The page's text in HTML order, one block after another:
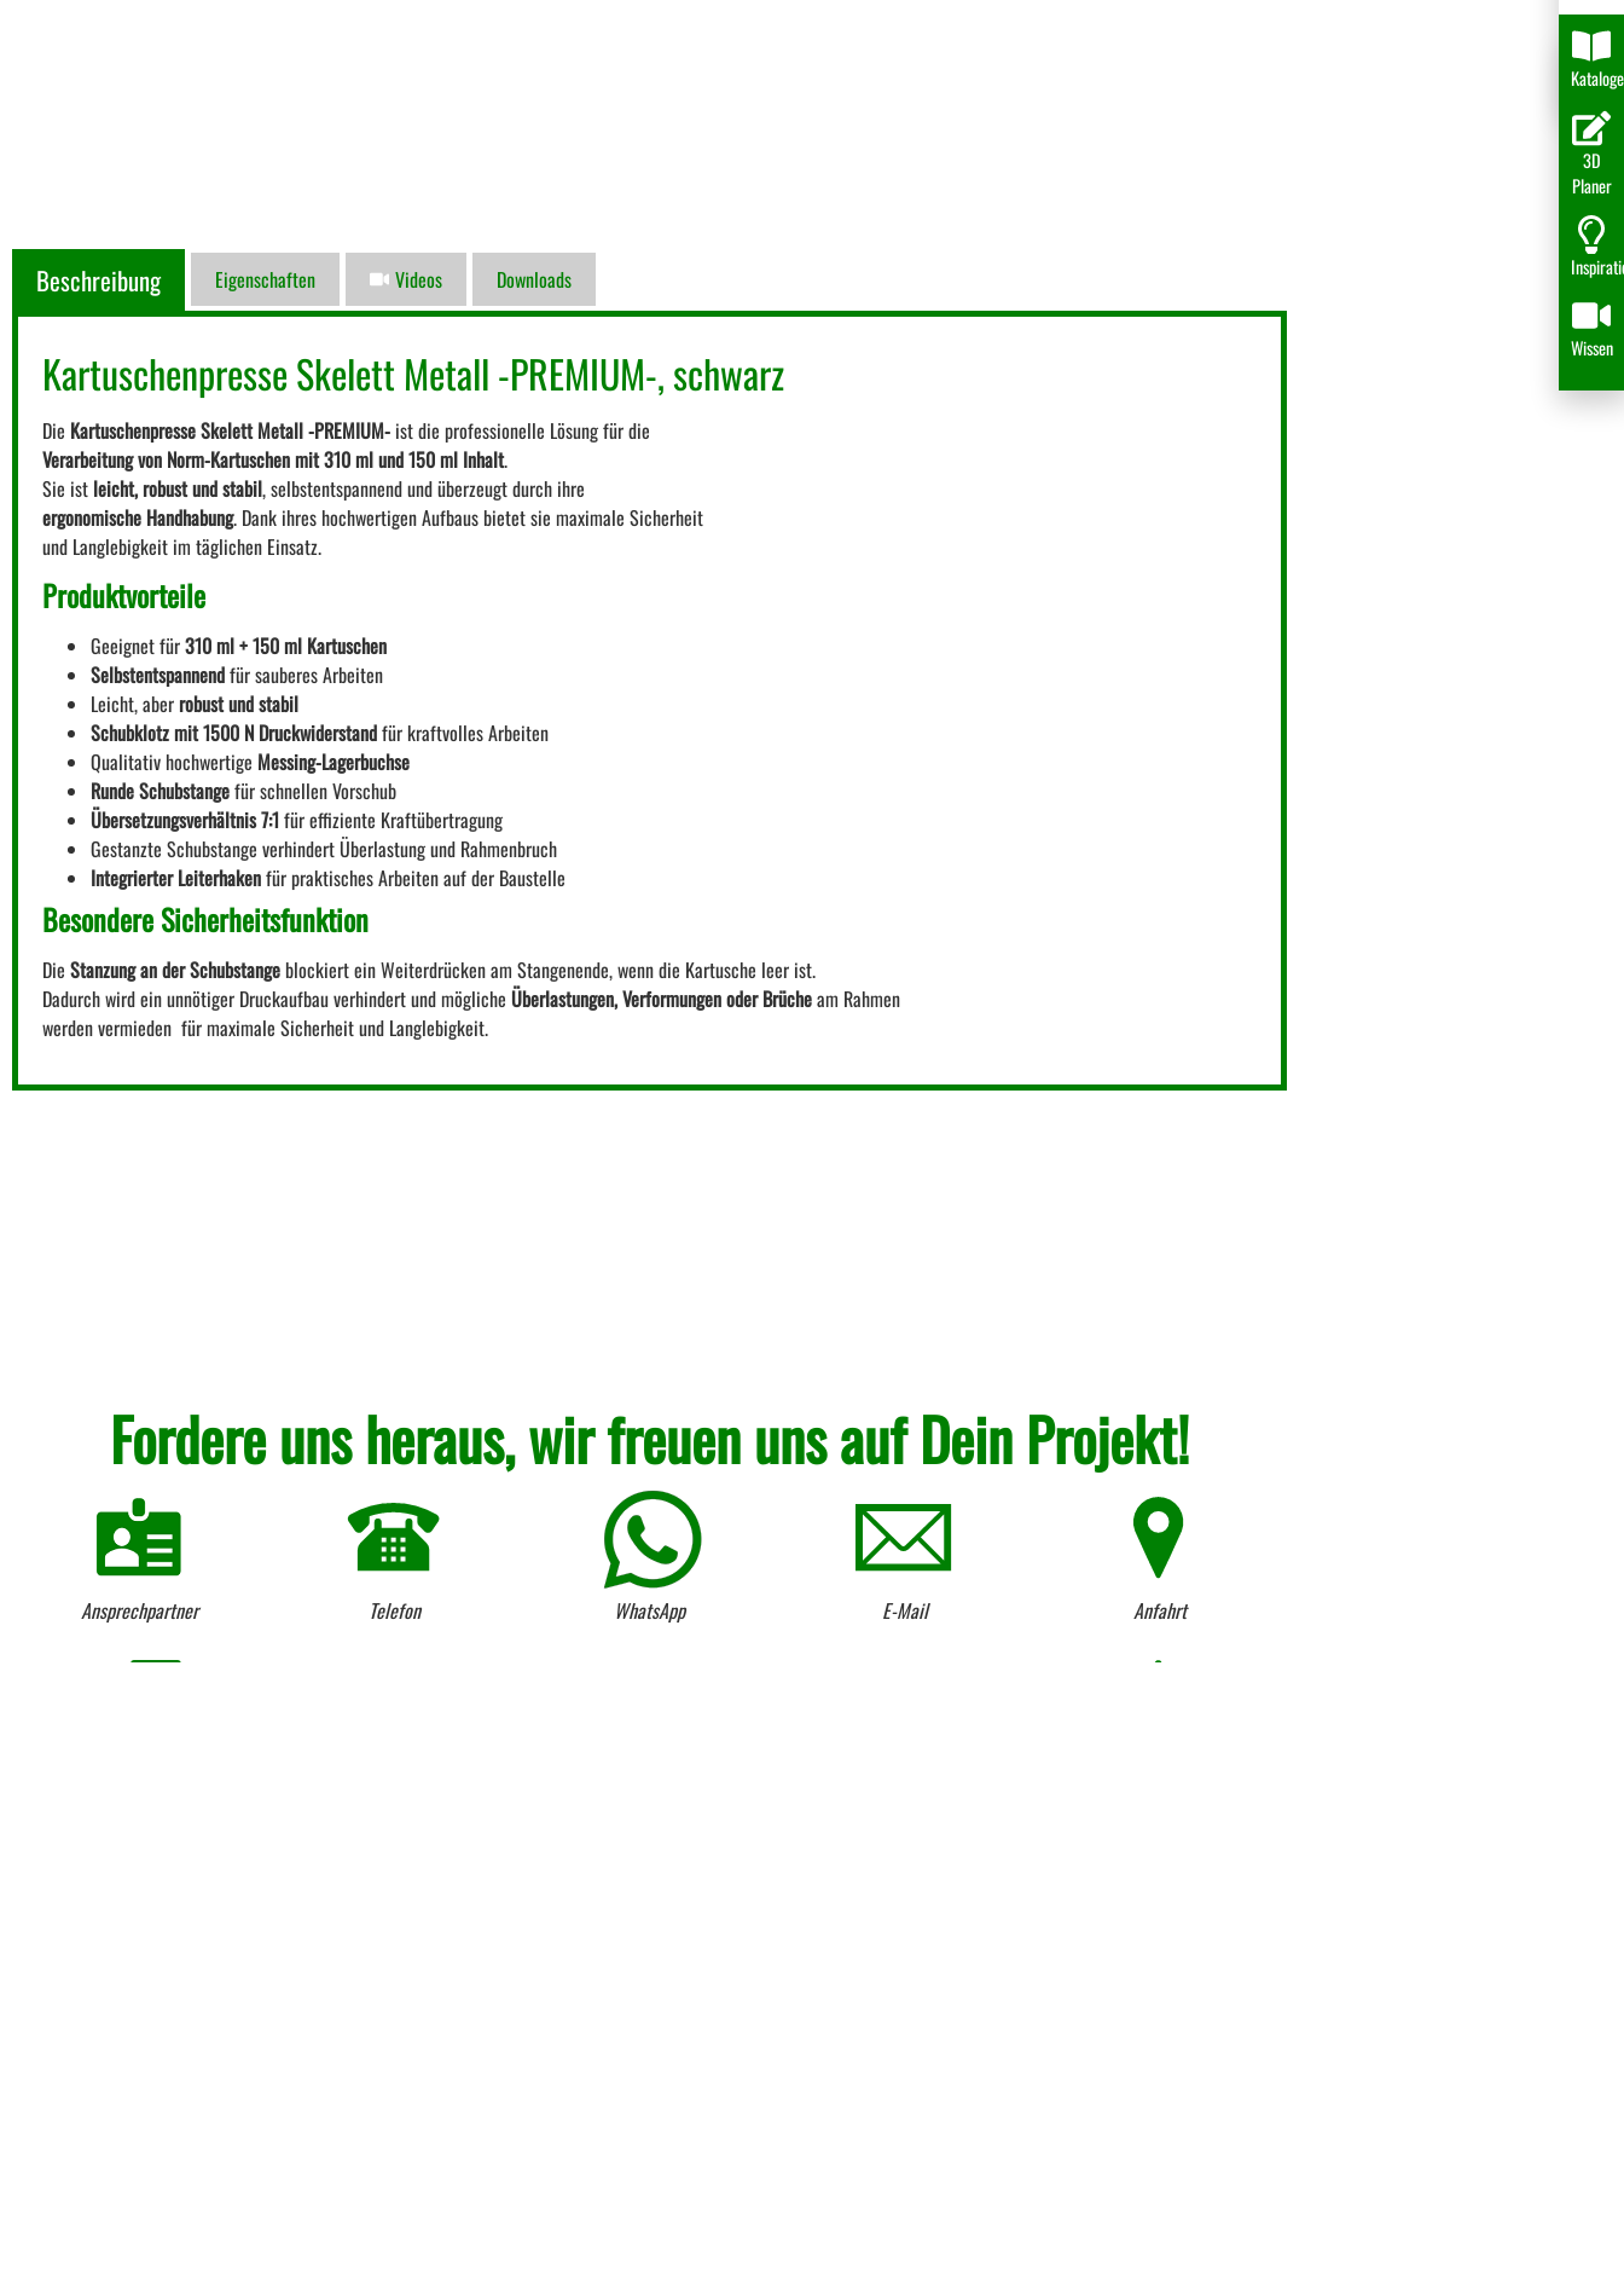
Beschreibung Eigenschaften Videos Downloads
Kartuschenpresse Skelett Metall -PREMIUM-, schwarz
Die Kartuschenpresse Skelett Metall -PREMIUM- ist die professionelle Lösung für die
Verarbeitung von Norm-Kartuschen mit 310 ml und 150 ml Inhalt.
Sie ist leicht, robust und stabil, selbstentspannend und überzeugt durch ihre
ergonomische Handhabung. Dank ihres hochwertigen Aufbaus bietet sie maximale Sicherheit
und Langlebigkeit im täglichen Einsatz.
Produktvorteile
Geeignet für310 ml + 150 ml Kartuschen
Selbstentspannendfür sauberes Arbeiten
Leicht, aber robust und stabil
Schubklotz mit 1500 N Druckwiderstandfür kraftvolles Arbeiten
Qualitativ hochwertige Messing-Lagerbuchse
Runde Schubstangefür schnellen Vorschub
Übersetzungsverhältnis 7:1 für effiziente Kraftübertragung
Gestanzte Schubstange verhindert Überlastung und Rahmenbruch
Integrierter Leiterhakenfür praktisches Arbeiten auf der Baustelle
Besondere Sicherheitsfunktion
Die Stanzung an der Schubstange blockiert ein Weiterdrücken am Stangenende, wenn die Kartusche leer ist.
Dadurch wird ein unnötiger Druckaufbau verhindert und mögliche Überlastungen, Verformungen oder Brücheam Rahmen
werden vermieden  für maximale Sicherheit und Langlebigkeit.
Fordere uns heraus, wir freuen uns auf Dein Projekt!
Ansprechpartner Telefon WhatsApp E-Mail Anfahrt
Kataloge
3D
Planer
Wissen